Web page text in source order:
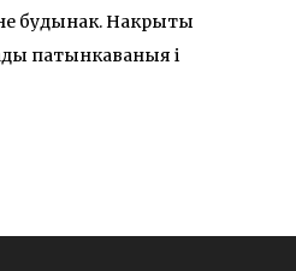
будынак. Накрыты
патынкаваныя і